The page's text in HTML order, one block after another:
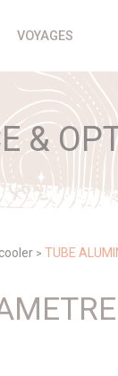
VOYAGES
&
> TUBE